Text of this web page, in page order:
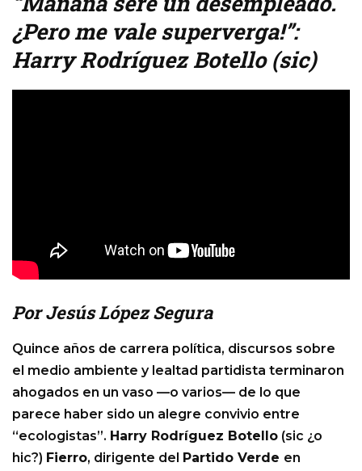
¿Pero me vale superverga!”:
Harry Rodríguez Botello (sic)
Por Jesús López Segura
Quince años de carrera política, discursos sobre
el medio ambiente y lealtad partidista terminaron
ahogados en un vaso —o varios— de lo que
parece haber sido un alegre convivio entre
“ecologistas”. Harry Rodríguez Botello (sic ¿o
hic?) Fierro, dirigente del Partido Verde en